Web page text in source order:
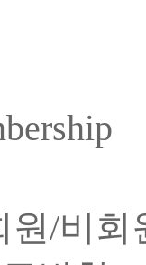
원/비회